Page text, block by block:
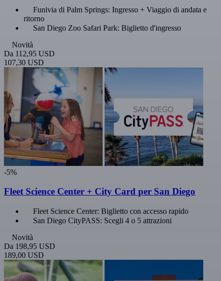
Funivia di Palm Springs: Ingresso + Viaggio di andata e
ritorno
San Diego Zoo Safari Park: Biglietto d'ingresso
Novità
Da 112,95 USD
107,30 USD
-5%
Fleet Science Center + City Card per San Diego
Fleet Science Center: Biglietto con accesso rapido
San Diego CityPASS: Scegli 4 o 5 attrazioni
Novità
Da 198,95 USD
189,00 USD